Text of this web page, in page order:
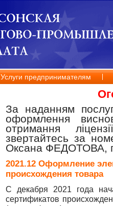
Услуги предпринимателям
За наданням
оформлення
отримання
звертайтесь за
Оксана ФЕДОТОВА,
2021.12 Оформление
происхождения товара
С декабря 2021 года
сертификатов